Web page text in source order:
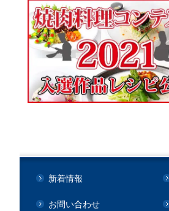
新着情報
お問い合わせ